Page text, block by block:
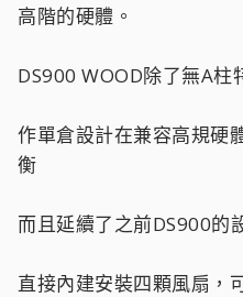
高階的硬體。
DS900 WOOD除了無A柱
作單倉設計在兼容高規硬
衡
而且延續了之前DS900的
直接內建安裝四顆風扇，